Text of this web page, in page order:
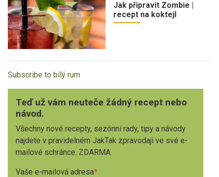
Jak připravit Zombie |
recept na koktejl
Subscribe to bílý rum
Teď už vám neuteče žádný recept nebo
návod.
Všechny nové recepty, sezónní rady, tipy a návody
najdete v pravidelném JakTak zpravodaji ve své e-
mailové schránce. ZDARMA.
Vaše e-mailová adresa